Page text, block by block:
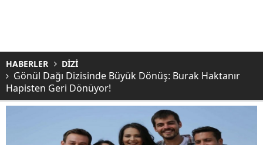
HABERLER DİZİ
Gönül Dağı Dizisinde Büyük Dönüş: Burak Haktanır
Hapisten Geri Dönüyor!